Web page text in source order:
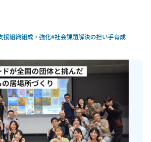
援組織組成・強化#社会課題解決の担い手育成